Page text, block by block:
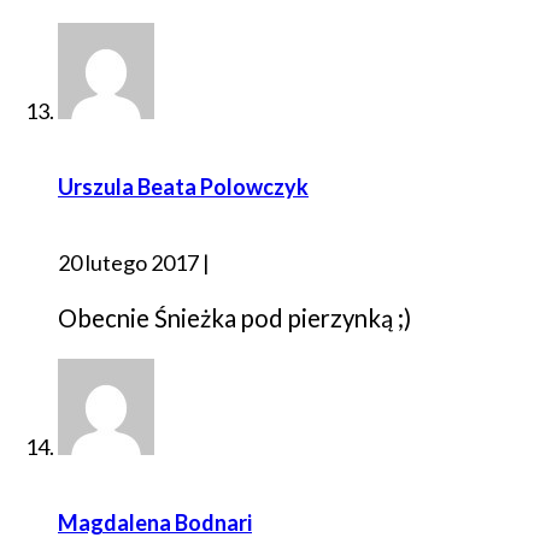
Urszula Beata Polowczyk
20 lutego 2017 |
Obecnie Śnieżka pod pierzynką ;)
Magdalena Bodnari